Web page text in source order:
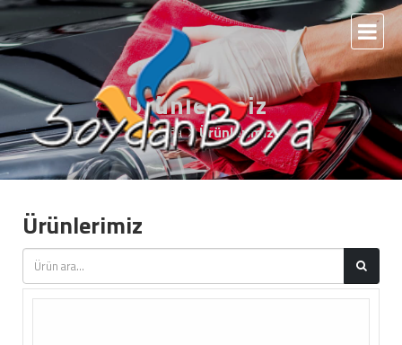
Ürünlerimiz
Anasayfa Ürünlerimiz
Ürünlerimiz